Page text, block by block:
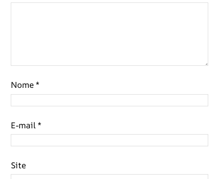
Nome *
E-mail *
Site